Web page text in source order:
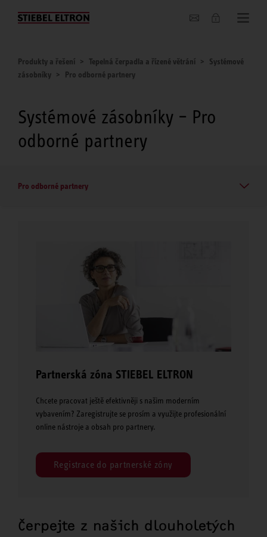
O nás
Produkty a řešení Tepelná čerpadla a řízené větrání
Systémové
zásobníky
Pro odborné partnery
Systémové zásobníky – Pro
odborné partnery
Pro odborné partnery
Partnerská zóna STIEBEL ELTRON
Chcete pracovat ještě efektivněji s našim moderním
vybavením? Zaregistrujte se prosím a využijte profesionální
online nástroje a obsah pro partnery.
Registrace do partnerské zóny
Čerpejte z našich dlouholetých